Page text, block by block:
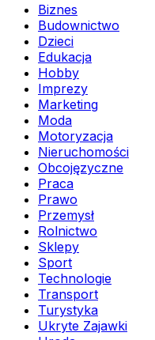
Biznes
Budownictwo
Dzieci
Edukacja
Hobby
Imprezy
Marketing
Moda
Motoryzacja
Nieruchomości
Obcojęzyczne
Praca
Prawo
Przemysł
Rolnictwo
Sklepy
Sport
Technologie
Transport
Turystyka
Ukryte Zajawki